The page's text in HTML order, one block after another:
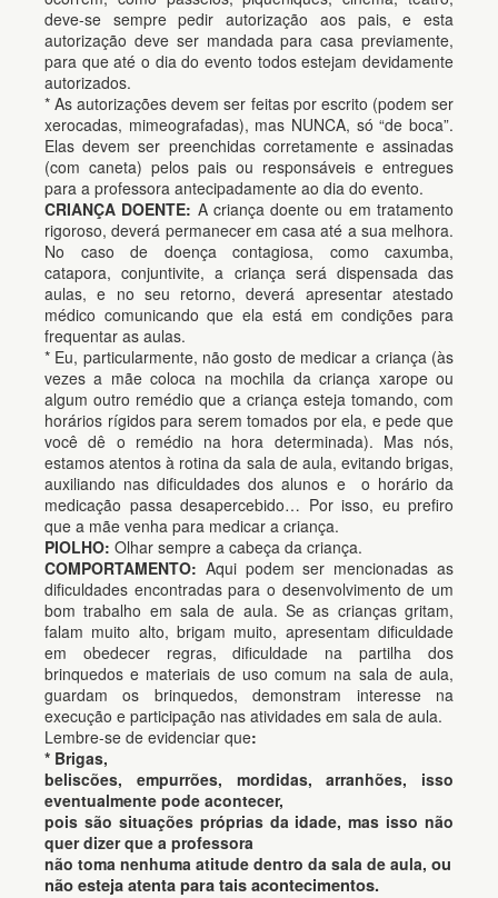
deve-se sempre pedir autorização aos pais, e esta
autorização deve ser mandada para casa previamente,
para que até o dia do evento todos estejam devidamente
autorizados.
* As autorizações devem ser feitas por escrito (podem ser
xerocadas, mimeografadas), mas NUNCA, só “de boca”.
Elas devem ser preenchidas corretamente e assinadas
(com caneta) pelos pais ou responsáveis e entregues
para a professora antecipadamente ao dia do evento.
CRIANÇA DOENTE: A criança doente ou em tratamento
rigoroso, deverá permanecer em casa até a sua melhora.
No caso de doença contagiosa, como caxumba,
catapora, conjuntivite, a criança será dispensada das
aulas, e no seu retorno, deverá apresentar atestado
médico comunicando que ela está em condições para
frequentar as aulas.
* Eu, particularmente, não gosto de medicar a criança (às
vezes a mãe coloca na mochila da criança xarope ou
algum outro remédio que a criança esteja tomando, com
horários rígidos para serem tomados por ela, e pede que
você dê o remédio na hora determinada). Mas nós,
estamos atentos à rotina da sala de aula, evitando brigas,
auxiliando nas dificuldades dos alunos e o horário da
medicação passa desapercebido… Por isso, eu prefiro
que a mãe venha para medicar a criança.
PIOLHO: Olhar sempre a cabeça da criança.
COMPORTAMENTO: Aqui podem ser mencionadas as
dificuldades encontradas para o desenvolvimento de um
bom trabalho em sala de aula. Se as crianças gritam,
falam muito alto, brigam muito, apresentam dificuldade
em obedecer regras, dificuldade na partilha dos
brinquedos e materiais de uso comum na sala de aula,
guardam os brinquedos, demonstram interesse na
execução e participação nas atividades em sala de aula.
Lembre-se de evidenciar que:
* Brigas,
beliscões, empurrões, mordidas, arranhões, isso
eventualmente pode acontecer,
pois são situações próprias da idade, mas isso não
quer dizer que a professora
não toma nenhuma atitude dentro da sala de aula, ou
não esteja atenta para tais acontecimentos.